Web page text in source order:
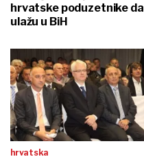
hrvatske poduzetnike da
ulažu u BiH
hrvatska